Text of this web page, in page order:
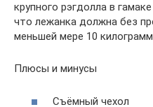
крупного рэгдолла в
что лежанка должна без
меньшей мере 10
Плюсы и минусы
Съёмный чехол